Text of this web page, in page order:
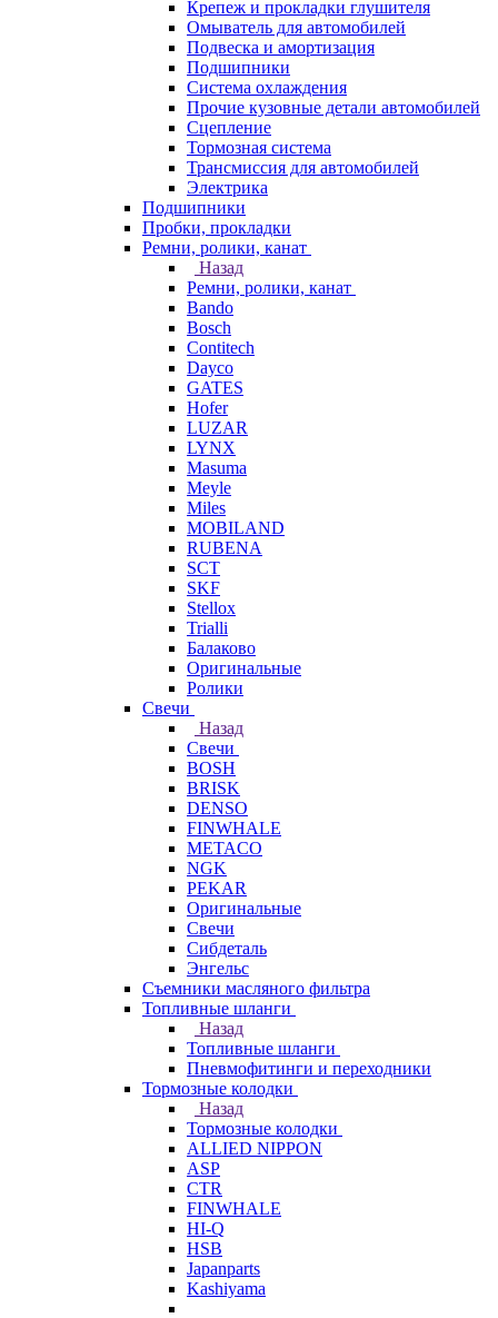
Крепеж и прокладки глушителя
Омыватель для автомобилей
Подвеска и амортизация
Подшипники
Система охлаждения
Прочие кузовные детали автомобилей
Сцепление
Тормозная система
Трансмиссия для автомобилей
Электрика
Подшипники
Пробки, прокладки
Ремни, ролики, канат
Назад
Ремни, ролики, канат
Bando
Bosch
Contitech
Dayco
GATES
Hofer
LUZAR
LYNX
Masuma
Meyle
Miles
MOBILAND
RUBENA
SCT
SKF
Stellox
Trialli
Балаково
Оригинальные
Ролики
Свечи
Назад
Свечи
BOSH
BRISK
DENSO
FINWHALE
METACO
NGK
PEKAR
Оригинальные
Свечи
Сибдеталь
Энгельс
Съемники масляного фильтра
Топливные шланги
Назад
Топливные шланги
Пневмофитинги и переходники
Тормозные колодки
Назад
Тормозные колодки
ALLIED NIPPON
ASP
CTR
FINWHALE
HI-Q
HSB
Japanparts
Kashiyama